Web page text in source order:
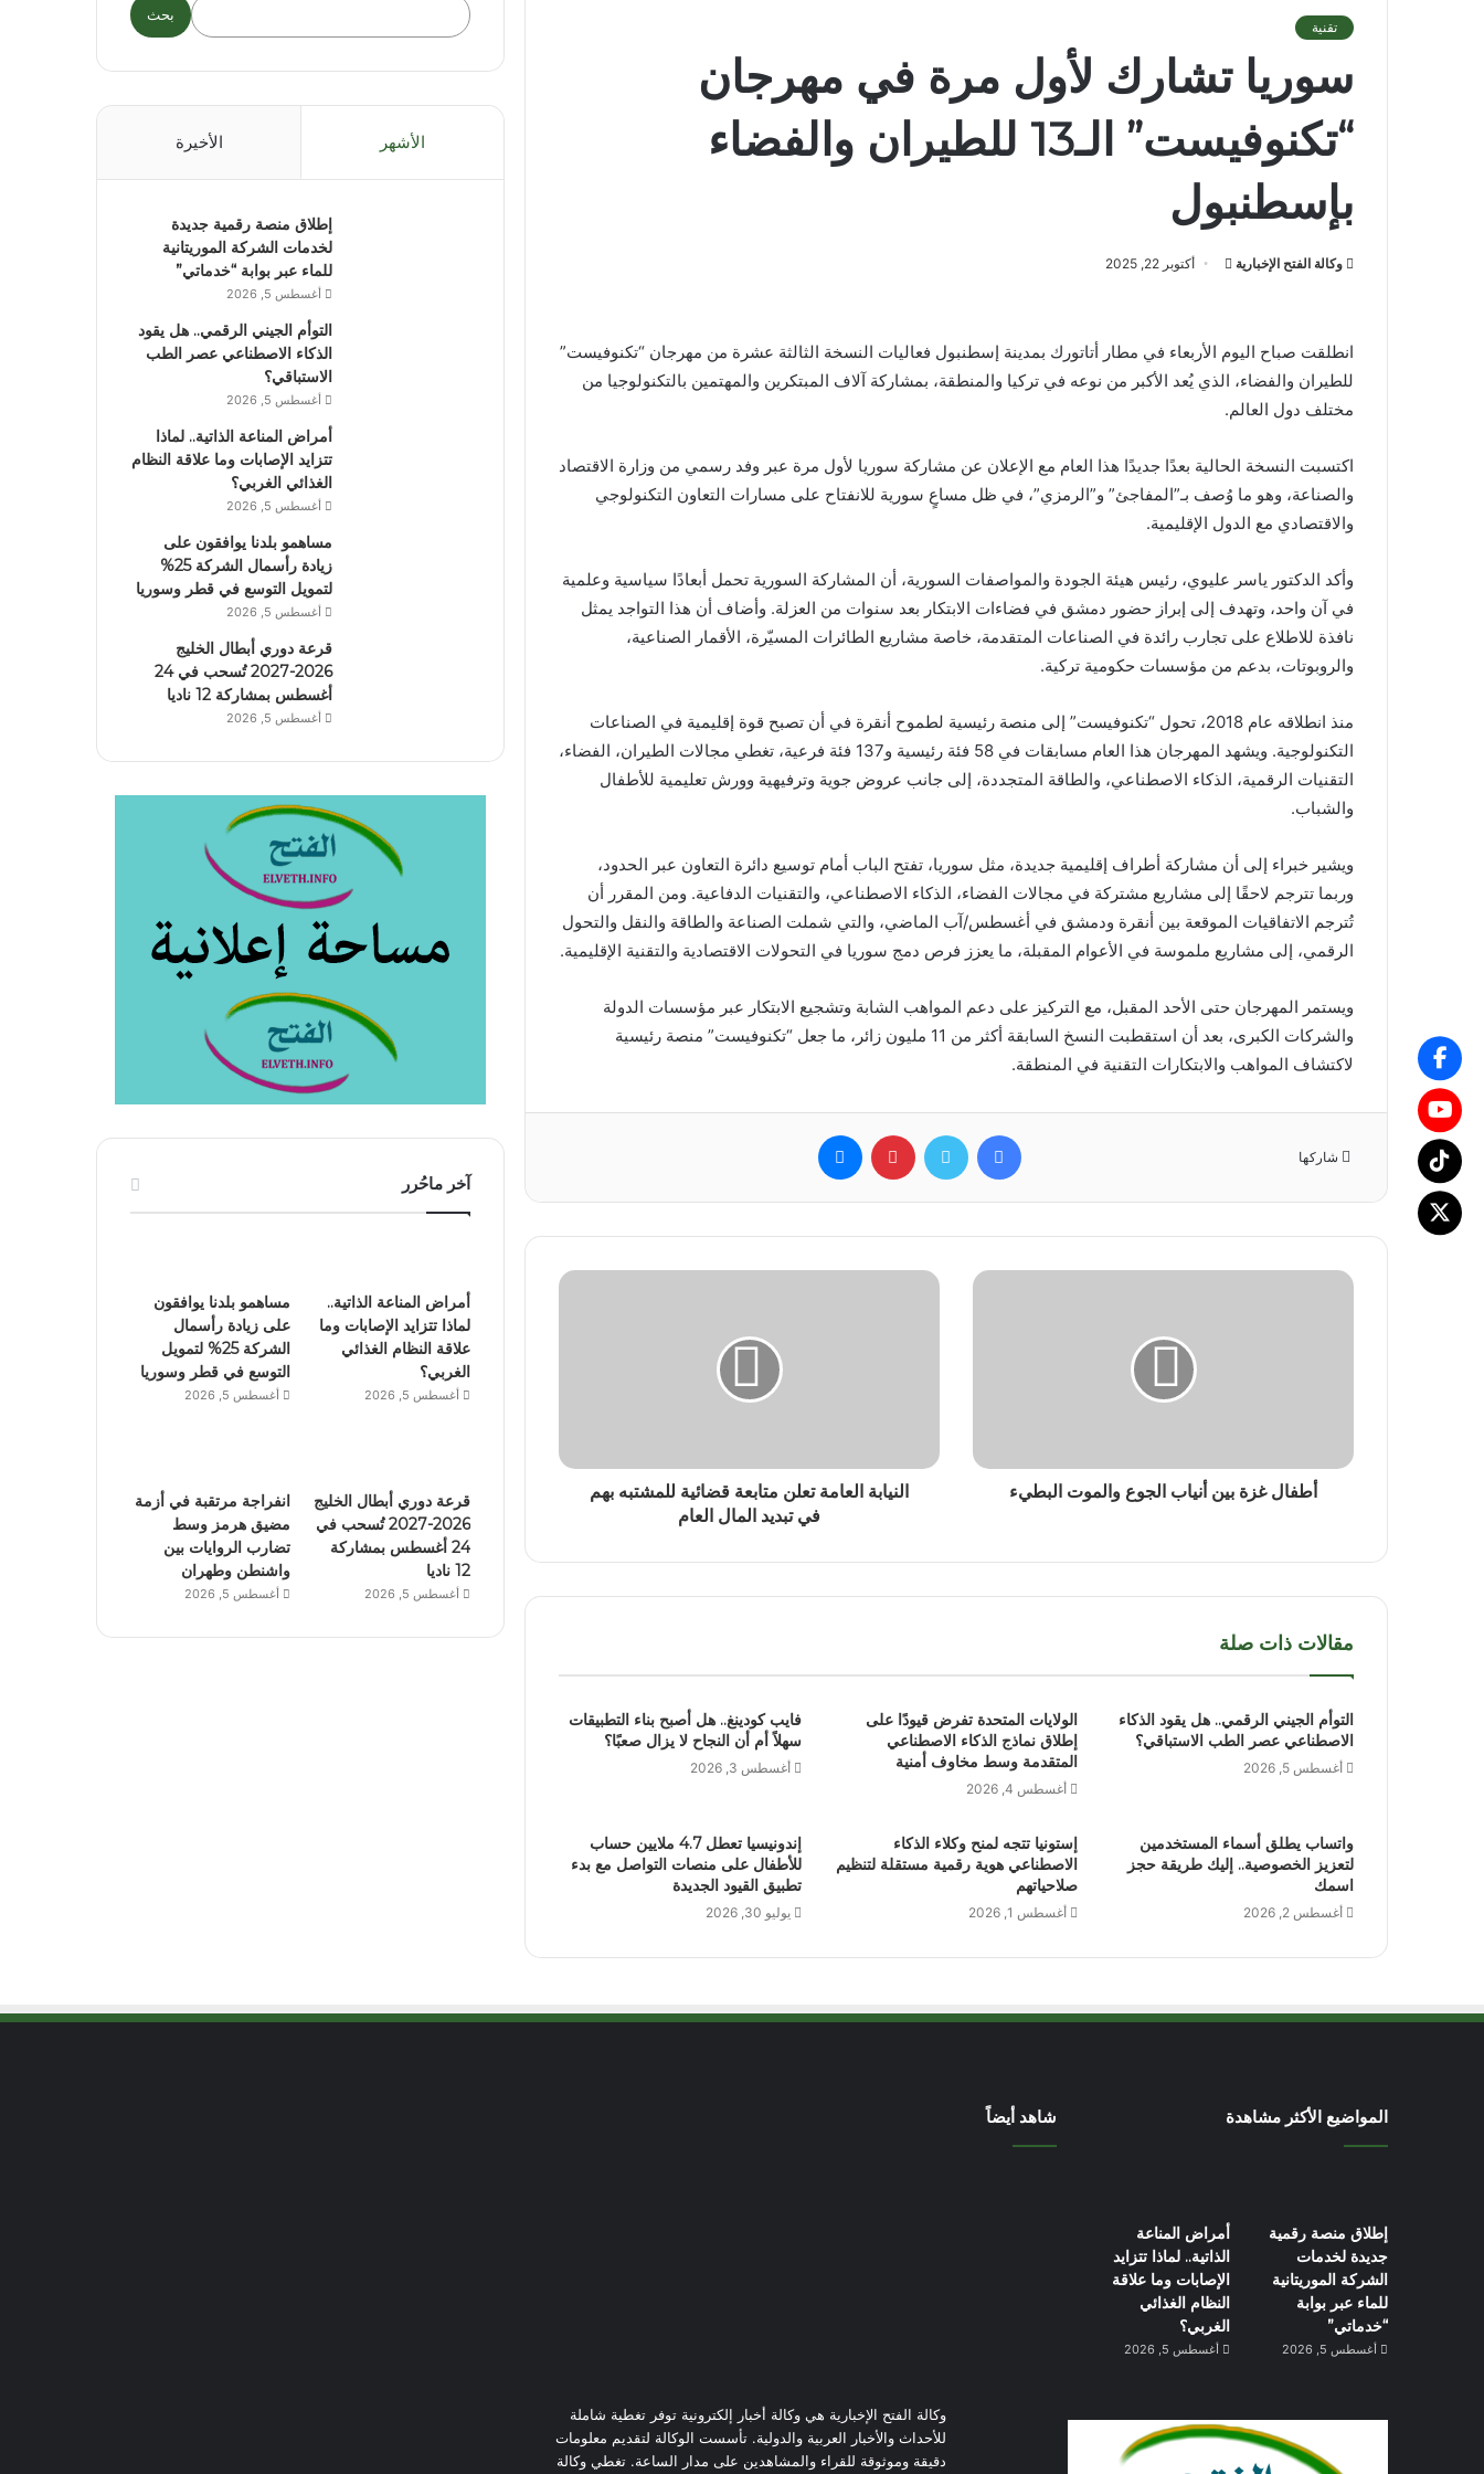
تقنية
سوريا تشارك لأول مرة في مهرجان
“تكنوفيست” الـ13 للطيران والفضاء
بإسطنبول
وكالة الفتح الإخبارية
أرسل أكتوبر 22, 2025
انطلقت صباح اليوم الأربعاء في مطار أتاتورك بمدينة إسطنبول فعاليات النسخة الثالثة عشرة من مهرجان “تكنوفيست”
للطيران والفضاء، الذي يُعد الأكبر من نوعه في تركيا والمنطقة، بمشاركة آلاف المبتكرين والمهتمين بالتكنولوجيا من
مختلف دول العالم.
اكتسبت النسخة الحالية بعدًا جديدًا هذا العام مع الإعلان عن مشاركة سوريا لأول مرة عبر وفد رسمي من وزارة الاقتصاد
والصناعة، وهو ما وُصف بـ”المفاجئ” و”الرمزي”، في ظل مساعٍ سورية للانفتاح على مسارات التعاون التكنولوجي
والاقتصادي مع الدول الإقليمية.
وأكد الدكتور ياسر عليوي، رئيس هيئة الجودة والمواصفات السورية، أن المشاركة السورية تحمل أبعادًا سياسية وعلمية
في آن واحد، وتهدف إلى إبراز حضور دمشق في فضاءات الابتكار بعد سنوات من العزلة. وأضاف أن هذا التواجد يمثل
نافذة للاطلاع على تجارب رائدة في الصناعات المتقدمة، خاصة مشاريع الطائرات المسيّرة، الأقمار الصناعية،
والروبوتات، بدعم من مؤسسات حكومية تركية.
منذ انطلاقه عام 2018، تحول “تكنوفيست” إلى منصة رئيسية لطموح أنقرة في أن تصبح قوة إقليمية في الصناعات
التكنولوجية. ويشهد المهرجان هذا العام مسابقات في 58 فئة رئيسية و137 فئة فرعية، تغطي مجالات الطيران، الفضاء،
التقنيات الرقمية، الذكاء الاصطناعي، والطاقة المتجددة، إلى جانب عروض جوية وترفيهية وورش تعليمية للأطفال
والشباب.
ويشير خبراء إلى أن مشاركة أطراف إقليمية جديدة، مثل سوريا، تفتح الباب أمام توسيع دائرة التعاون عبر الحدود،
وربما تترجم لاحقًا إلى مشاريع مشتركة في مجالات الفضاء، الذكاء الاصطناعي، والتقنيات الدفاعية. ومن المقرر أن
تُترجم الاتفاقيات الموقعة بين أنقرة ودمشق في أغسطس/آب الماضي، والتي شملت الصناعة والطاقة والنقل والتحول
الرقمي، إلى مشاريع ملموسة في الأعوام المقبلة، ما يعزز فرص دمج سوريا في التحولات الاقتصادية والتقنية الإقليمية.
ويستمر المهرجان حتى الأحد المقبل، مع التركيز على دعم المواهب الشابة وتشجيع الابتكار عبر مؤسسات الدولة
والشركات الكبرى، بعد أن استقطبت النسخ السابقة أكثر من 11 مليون زائر، ما جعل “تكنوفيست” منصة رئيسية
لاكتشاف المواهب والابتكارات التقنية في المنطقة.
شاركها
فيسبوك تويتر بينتيريست
أطفال غزة بين أنياب الجوع والموت البطيء
النيابة العامة تعلن متابعة قضائية للمشتبه بهم
في تبديد المال العام
مقالات ذات صلة
التوأم الجيني الرقمي.. هل يقود الذكاء
الاصطناعي عصر الطب الاستباقي؟
أغسطس 5, 2026
الولايات المتحدة تفرض قيودًا على
إطلاق نماذج الذكاء الاصطناعي
المتقدمة وسط مخاوف أمنية
أغسطس 4, 2026
فايب كودينغ.. هل أصبح بناء التطبيقات
سهلاً أم أن النجاح لا يزال صعبًا؟
أغسطس 3, 2026
واتساب يطلق أسماء المستخدمين
لتعزيز الخصوصية.. إليك طريقة حجز
اسمك
أغسطس 2, 2026
إستونيا تتجه لمنح وكلاء الذكاء
الاصطناعي هوية رقمية مستقلة لتنظيم
صلاحياتهم
أغسطس 1, 2026
إندونيسيا تعطل 4.7 ملايين حساب
للأطفال على منصات التواصل مع بدء
تطبيق القيود الجديدة
يوليو 30, 2026
بحث
الأشهر الأخيرة
إطلاق منصة رقمية جديدة
لخدمات الشركة الموريتانية
للماء عبر بوابة “خدماتي”
أغسطس 5, 2026
التوأم الجيني الرقمي.. هل يقود
الذكاء الاصطناعي عصر الطب
الاستباقي؟
أغسطس 5, 2026
أمراض المناعة الذاتية.. لماذا
تتزايد الإصابات وما علاقة النظام
الغذائي الغربي؟
أغسطس 5, 2026
مساهمو بلدنا يوافقون على
زيادة رأسمال الشركة 25%
لتمويل التوسع في قطر وسوريا
أغسطس 5, 2026
قرعة دوري أبطال الخليج
2026-2027 تُسحب في 24
أغسطس بمشاركة 12 ناديا
أغسطس 5, 2026
آخر ماحُرر
أمراض المناعة الذاتية..
لماذا تتزايد الإصابات وما
علاقة النظام الغذائي
الغربي؟
أغسطس 5, 2026
مساهمو بلدنا يوافقون
على زيادة رأسمال
الشركة 25% لتمويل
التوسع في قطر وسوريا
أغسطس 5, 2026
قرعة دوري أبطال الخليج
2026-2027 تُسحب في
24 أغسطس بمشاركة
12 ناديا
أغسطس 5, 2026
انفراجة مرتقبة في أزمة
مضيق هرمز وسط
تضارب الروايات بين
واشنطن وطهران
أغسطس 5, 2026
المواضيع الأكثر مشاهدة
إطلاق منصة رقمية
جديدة لخدمات
الشركة الموريتانية
للماء عبر بوابة
“خدماتي”
أغسطس 5, 2026
أمراض المناعة
الذاتية.. لماذا تتزايد
الإصابات وما علاقة
النظام الغذائي
الغربي؟
أغسطس 5, 2026
شاهد أيضاً
وكالة الفتح الإخبارية هي وكالة أخبار إلكترونية توفر تغطية شاملة
للأحداث والأخبار العربية والدولية. تأسست الوكالة لتقديم معلومات
دقيقة وموثوقة للقراء والمشاهدين على مدار الساعة. تغطي وكالة